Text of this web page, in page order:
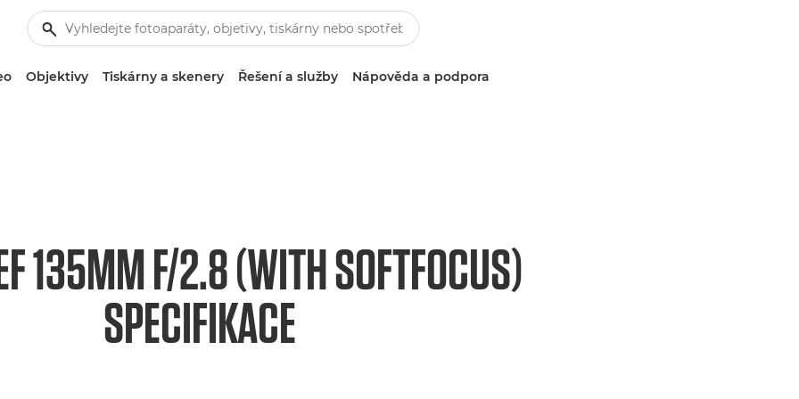
Objektivy Tiskárny a skenery Řešení a služby Nápověda a podpora
135MM F/2.8 (WITH SOFTFOCUS)
SPECIFIKACE